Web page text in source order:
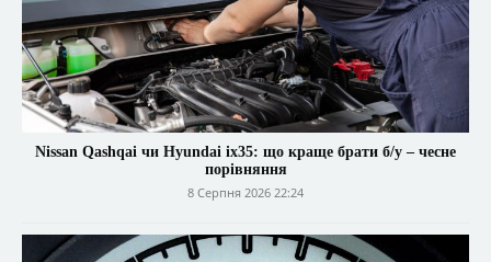
Nissan Qashqai чи Hyundai ix35: що краще брати б/у – чесне
порівняння
8 Серпня 2026 22:24